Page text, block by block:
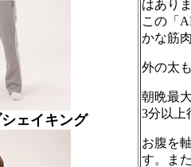
ェイキング
はあり
この「
かな筋
外の太
朝晩最
3分以上
お腹を
す。ま